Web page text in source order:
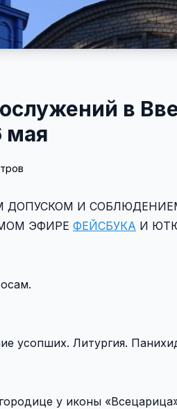
в
мая
И
ЭФИРЕ ФЕЙСБУКА И
усопших. Литургия.
у иконы